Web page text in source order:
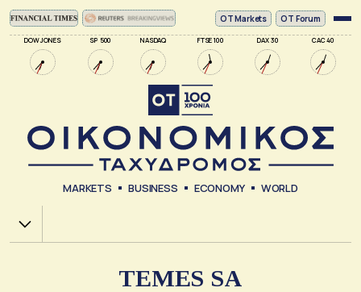
DOW JONES SP 500 NASDAQ FTSE 100 DAX 30 CAC 40
ΟΤ Markets OT Forum
MARKETS BUSINESS ECONOMY WORLD
Χ.Α.
TEMES SA